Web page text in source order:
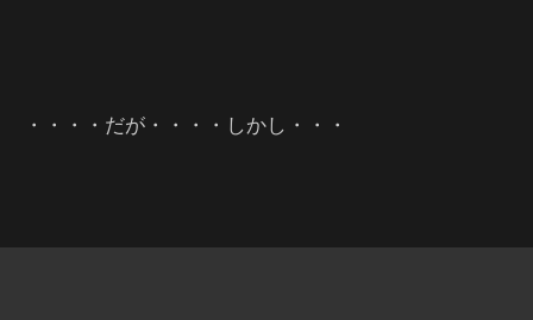
・・・・だが・・・・しかし・・・